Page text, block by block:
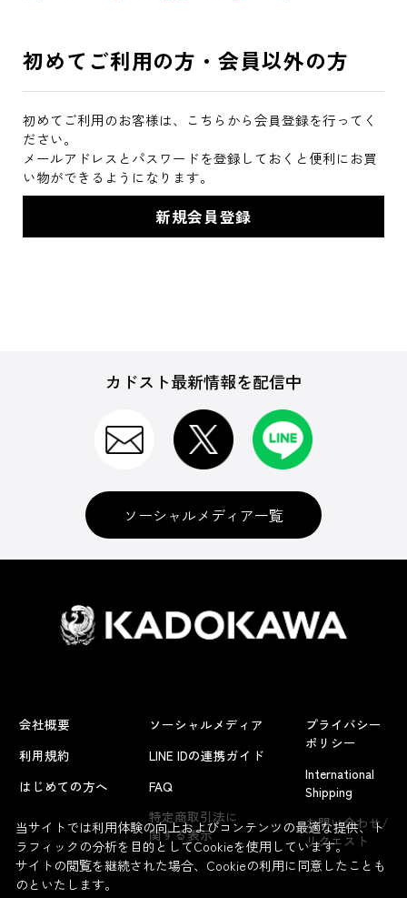
初めてご利用の方・会員以外の方
初めてご利用のお客様は、こちらから会員登録を行ってく
ださい。
メールアドレスとパスワードを登録しておくと便利にお買
い物ができるようになります。
カドスト最新情報を配信中
ソーシャルメディア一覧
会社概要
利用規約
はじめての方へ
ソーシャルメディア
LINE IDの連携ガイド
FAQ
特定商取引法に
関する表示
プライバシー
ポリシー
International
Shipping
お問い合わせ/
リクエスト
当サイトでは利用体験の向上およびコンテンツの最適な提供、ト
ラフィックの分析を目的としてCookieを使用しています。
サイトの閲覧を継続された場合、Cookieの利用に同意したことも
のといたします。